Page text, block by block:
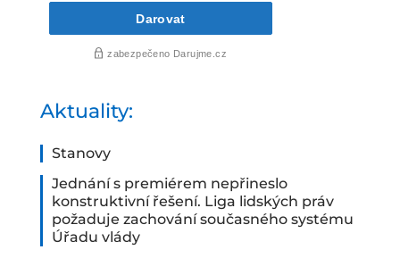
Aktuality:
Stanovy
Jednání s premiérem nepřineslo
konstruktivní řešení. Liga lidských práv
požaduje zachování současného systému
Úřadu vlády